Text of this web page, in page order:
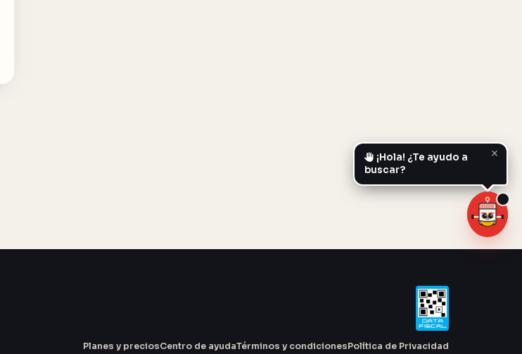
×
¡Hola! ¿Te ayudo a
buscar?
Planes y preciosCentro de ayudaTérminos y condicionesPolítica de Privacidad